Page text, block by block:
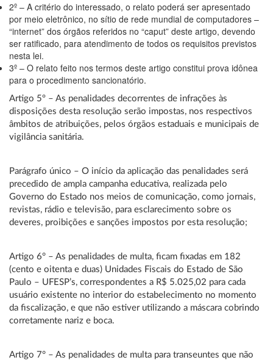
2º – A critério do interessado, o relato poderá ser apresentado
por meio eletrônico, no sítio de rede mundial de computadores –
“internet” dos órgãos referidos no “caput” deste artigo, devendo
ser ratificado, para atendimento de todos os requisitos previstos
nesta lei.
3º – O relato feito nos termos deste artigo constitui prova idônea
para o procedimento sancionatório.
Artigo 5º – As penalidades decorrentes de infrações às
disposições desta resolução serão impostas, nos respectivos
âmbitos de atribuições, pelos órgãos estaduais e municipais de
vigilância sanitária.
Parágrafo único – O início da aplicação das penalidades será
precedido de ampla campanha educativa, realizada pelo
Governo do Estado nos meios de comunicação, como jornais,
revistas, rádio e televisão, para esclarecimento sobre os
deveres, proibições e sanções impostos por esta resolução;
Artigo 6° – As penalidades de multa, ficam fixadas em 182
(cento e oitenta e duas) Unidades Fiscais do Estado de São
Paulo – UFESP’s, correspondentes a R$ 5.025,02 para cada
usuário existente no interior do estabelecimento no momento
da fiscalização, e que não estiver utilizando a máscara cobrindo
corretamente nariz e boca.
Artigo 7° – As penalidades de multa para transeuntes que não